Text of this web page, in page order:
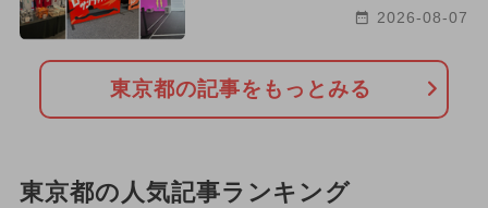
2026-08-07
東京都の記事をもっとみる
東京都の人気記事ランキング